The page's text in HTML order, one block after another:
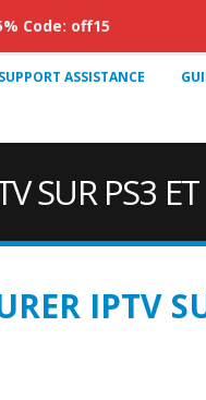
SUPPORT ASSISTANCE
SUR PS3
IPTV
Code: off15